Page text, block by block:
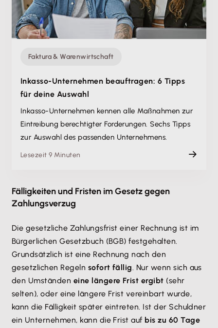
Faktura & Warenwirtschaft
Inkasso-Unternehmen beauftragen: 6 Tipps
für deine Auswahl
Inkasso-Unternehmen kennen alle Maßnahmen zur
Eintreibung berechtigter Forderungen. Sechs Tipps
zur Auswahl des passenden Unternehmens.
Lesezeit 9 Minuten
Fälligkeiten und Fristen im Gesetz gegen
Zahlungsverzug
Die gesetzliche Zahlungsfrist einer Rechnung ist im
Bürgerlichen Gesetzbuch (BGB) festgehalten.
Grundsätzlich ist eine Rechnung nach den
gesetzlichen Regeln sofort fällig. Nur wenn sich aus
den Umständen eine längere Frist ergibt (sehr
selten), oder eine längere Frist vereinbart wurde,
kann die Fälligkeit später eintreten. Ist der Schuldner
ein Unternehmen, kann die Frist auf bis zu 60 Tage